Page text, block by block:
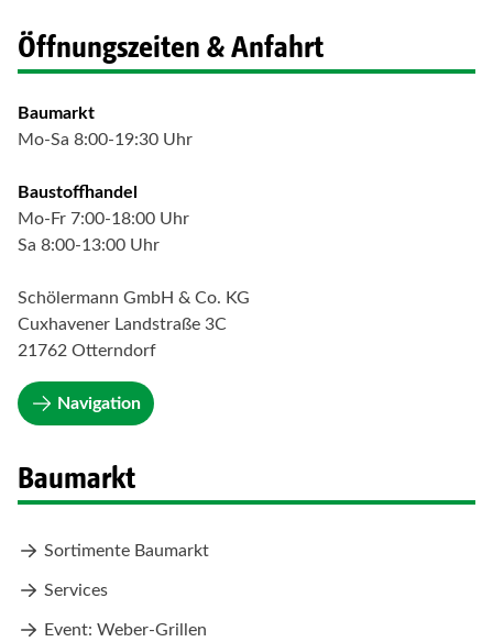
Öffnungszeiten & Anfahrt
Baumarkt
Mo-Sa 8:00-19:30 Uhr
Baustoffhandel
Mo-Fr 7:00-18:00 Uhr
Sa 8:00-13:00 Uhr
Schölermann GmbH & Co. KG
Cuxhavener Landstraße 3C
21762 Otterndorf
Navigation
Baumarkt
Sortimente Baumarkt
Services
Event: Weber-Grillen